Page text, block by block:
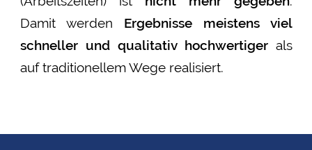
Damit werden Ergebnisse meistens viel
schneller und qualitativ hochwertigerals
auf traditionellem Wege realisiert.